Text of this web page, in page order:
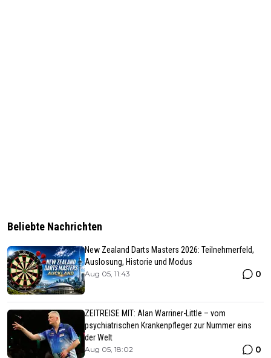
Beliebte Nachrichten
New Zealand Darts Masters 2026: Teilnehmerfeld,
Auslosung, Historie und Modus
Aug 05, 11:43 0
ZEITREISE MIT: Alan Warriner-Little – vom
psychiatrischen Krankenpfleger zur Nummer eins
der Welt
Aug 05, 18:02 0